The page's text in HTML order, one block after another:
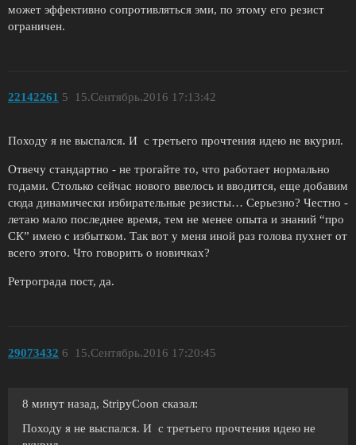
может эффективно сопротивляться эми, по этому его резист
ограничен.
22142261 15.Сентябрь.2016 17:13:42
5
Походу я не выспался. И с третьего прочтения идею не вкурил.
Отвечу стандартно - не трогайте то, что работает нормально
годами. Столько сейчас нового ввелось и вводится, еще добавим
сюда динамически избирательные резисты… Серьезно? Честно -
летаю мало последнее время, тем не менее опыта и знаний “про
СК” имею с избытком. Так вот у меня иной раз голова пухнет от
всего этого. Что говорить о новичках?
Ретрограда пост, да.
29073432 15.Сентябрь.2016 17:20:45
6
8 минут назад, StripyCoon сказал:
Походу я не выспался. И с третьего прочтения идею не